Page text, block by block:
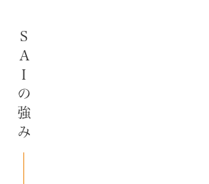
SAIの強み